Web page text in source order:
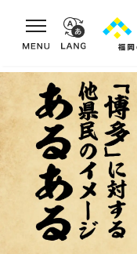
toggle navigation